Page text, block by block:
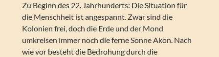
Zu Beginn des 22. Jahrhunderts: Die Situation für
die Menschheit ist angespannt. Zwar sind die
Kolonien frei, doch die Erde und der Mond
umkreisen immer noch die ferne Sonne Akon. Nach
wie vor besteht die Bedrohung durch die